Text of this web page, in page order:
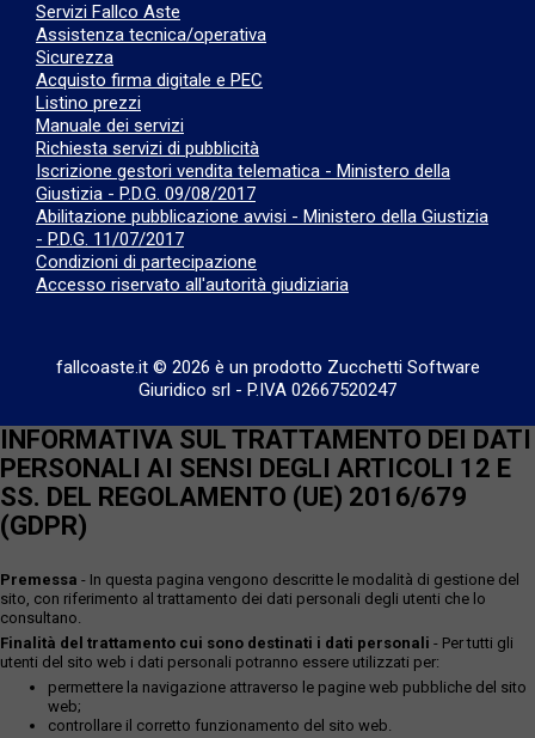
Servizi Fallco Aste
Assistenza tecnica/operativa
Sicurezza
Acquisto firma digitale e PEC
Listino prezzi
Manuale dei servizi
Richiesta servizi di pubblicità
Iscrizione gestori vendita telematica - Ministero della
Giustizia - P.D.G. 09/08/2017
Abilitazione pubblicazione avvisi - Ministero della Giustizia
- P.D.G. 11/07/2017
Condizioni di partecipazione
Accesso riservato all'autorità giudiziaria
fallcoaste.it © 2026 è un prodotto Zucchetti Software
Giuridico srl - P.IVA 02667520247
INFORMATIVA SUL TRATTAMENTO DEI DATI
PERSONALI AI SENSI DEGLI ARTICOLI 12 E
SS. DEL REGOLAMENTO (UE) 2016/679
(GDPR)
Premessa - In questa pagina vengono descritte le modalità di gestione del
sito, con riferimento al trattamento dei dati personali degli utenti che lo
consultano.
Finalità del trattamento cui sono destinati i dati personali - Per tutti gli
utenti del sito web i dati personali potranno essere utilizzati per:
permettere la navigazione attraverso le pagine web pubbliche del sito
web;
controllare il corretto funzionamento del sito web.